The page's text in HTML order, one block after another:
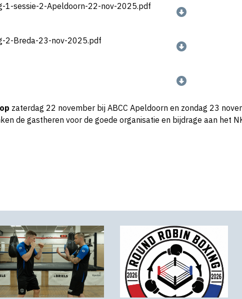
1-sessie-2-Apeldoorn-22-nov-2025.pdf
2-Breda-23-nov-2025.pdf
zaterdag 22 november bij ABCC Apeldoorn en zondag 23
de gastheren voor de goede organisatie en bijdrage aan het